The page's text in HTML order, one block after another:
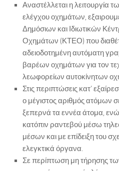
Αναστέλλεται η λειτουργία
ελέγχου οχημάτων,
Δημόσιων και Ιδιωτικών
Οχημάτων (ΚΤΕΟ) που
αδειοδοτημένη αυτόματη
βαρέων οχημάτων για τον
λεωφορείων αυτοκίνητων
Στις περιπτώσεις κατ’
ο μέγιστος αριθμός ατόμων
ξεπερνά τα εννέα άτομα,
κατόπιν ραντεβού μέσω
μέσων και με επίδειξη του
ελεγκτικά όργανα.
Σε περίπτωση μη τήρησης